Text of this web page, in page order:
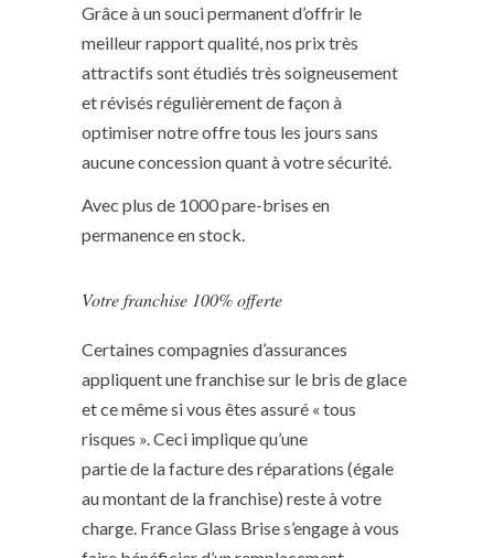
Grâce à un souci permanent d’offrir le
meilleur rapport qualité, nos prix très
attractifs sont étudiés très soigneusement
et révisés régulièrement de façon à
optimiser notre offre tous les jours sans
aucune concession quant à votre sécurité.
Avec plus de 1000 pare-brises en
permanence en stock.
Votre franchise 100% offerte
Certaines compagnies d’assurances
appliquent une franchise sur le bris de glace
et ce même si vous êtes assuré « tous
risques ». Ceci implique qu’une
partie de la facture des réparations (égale
au montant de la franchise) reste à votre
charge. France Glass Brise s’engage à vous